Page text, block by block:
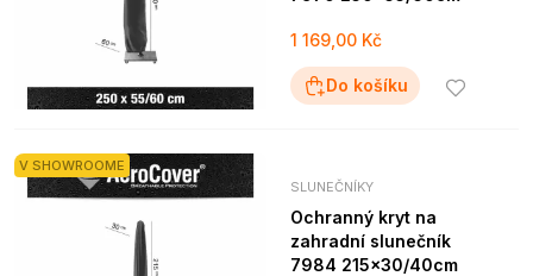
1 169,00 Kč
Do košíku
V SHOWROOME
SLUNEČNÍKY
Ochranný kryt na
zahradní slunečník
7984 215x30/40cm